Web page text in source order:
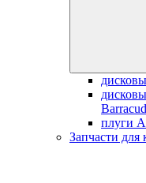
плуги
Запчасти для